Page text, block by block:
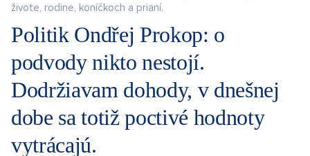
živote, rodine, koníčkoch a prianí.
Politik Ondřej Prokop: o
podvody nikto nestojí.
Dodržiavam dohody, v dnešnej
dobe sa totiž poctivé hodnoty
vytrácajú.